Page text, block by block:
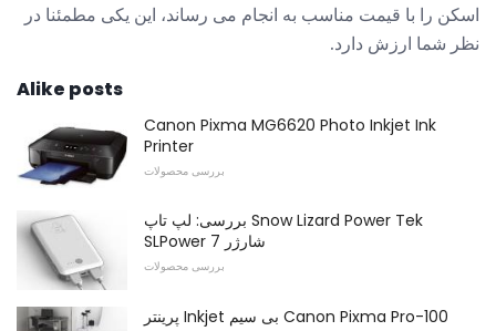
اسکن را با قیمت مناسب به انجام می رساند، این یکی مطمئنا در
نظر شما ارزش دارد.
Alike posts
Canon Pixma MG6620 Photo Inkjet Ink
Printer
بررسی محصولات
بررسی: لپ تاپ Snow Lizard Power Tek
SLPower 7 شارژر
بررسی محصولات
پرینتر Inkjet بی سیم Canon Pixma Pro-100